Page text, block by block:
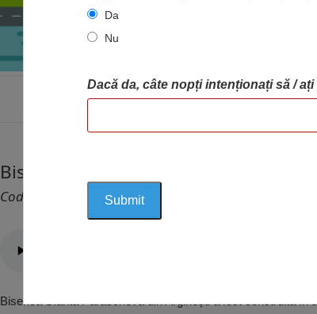
ACASA HARTA OBIECTIVELOR
Biserica Sfânta Parascheva, Arginești
Cod 1415
Biserica Sfânta Parascheva din Arginești a fost construită în
Da
Nu
Dacă da, câte nopți intenționați să /